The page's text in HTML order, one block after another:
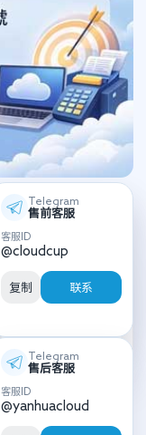
Telegram
售前客服
客服ID
@cloudcup
复制 联系
Telegram
售后客服
客服ID
@yanhuacloud